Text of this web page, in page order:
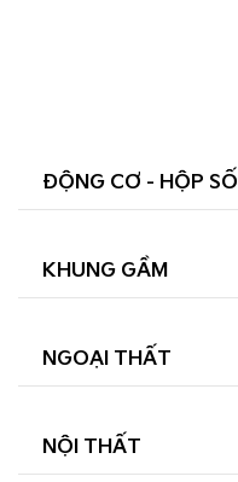
ĐỘNG CƠ - HỘP SỐ
KHUNG GẦM
NGOẠI THẤT
NỘI THẤT